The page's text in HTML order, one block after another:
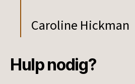
Caroline Hickman
Hulp nodig?